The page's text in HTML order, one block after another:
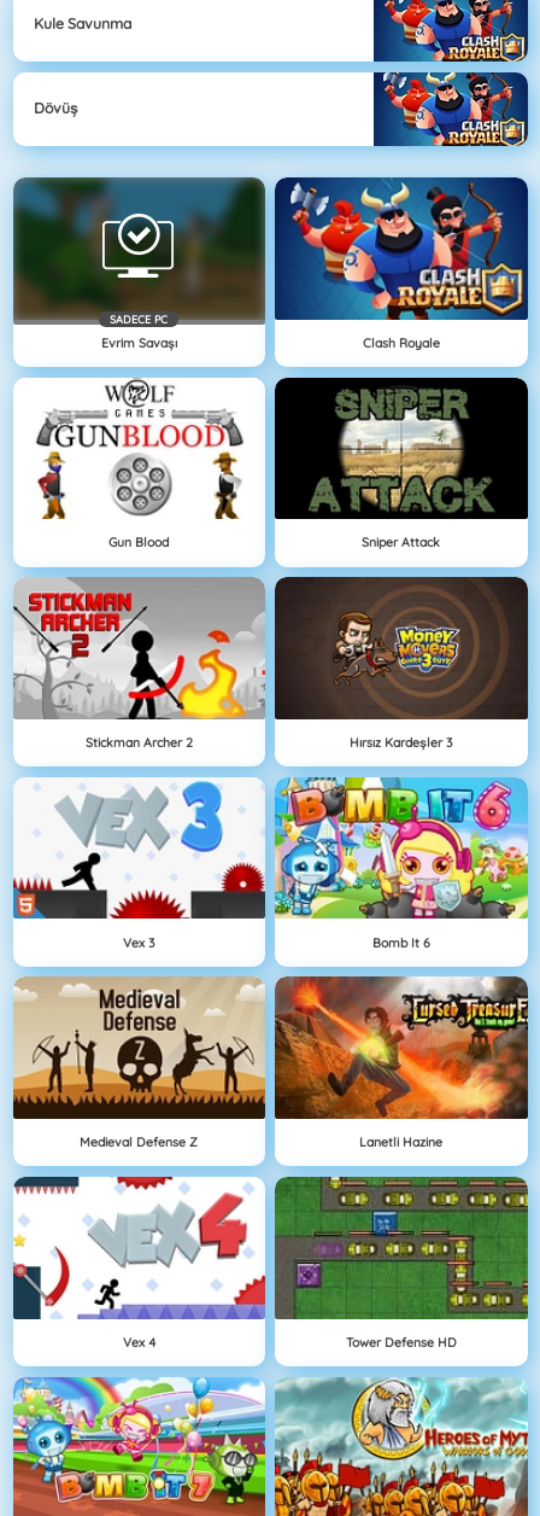
Kule Savunma
Dövüş
SADECE PC
Evrim Savaşı Clash Royale
Gun Blood Sniper Attack
Stickman Archer 2 Hırsız Kardeşler 3
Vex 3 Bomb It 6
Medieval Defense Z Lanetli Hazine
Vex 4 Tower Defense HD